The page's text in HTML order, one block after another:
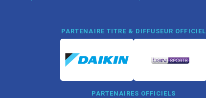
PARTENAIRE TITRE & DIFFUSEUR OFFICIEL
PARTENAIRES OFFICIELS